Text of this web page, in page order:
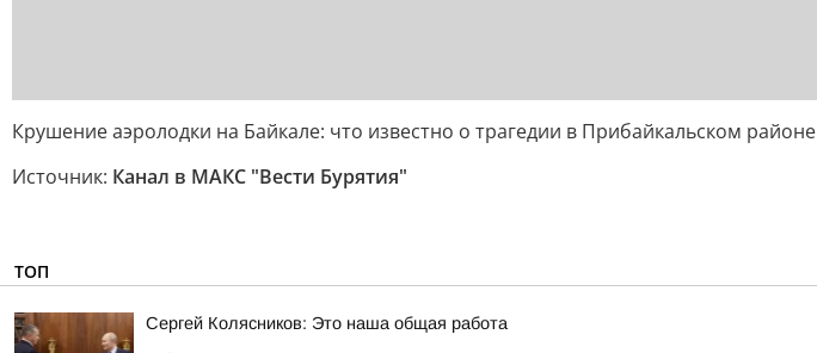
Крушение аэролодки на Байкале: что известно о трагедии в Прибайкальском районе
Источник: Канал в МАКС "Вести Бурятия"
ТОП
Сергей Колясников: Это наша общая работа